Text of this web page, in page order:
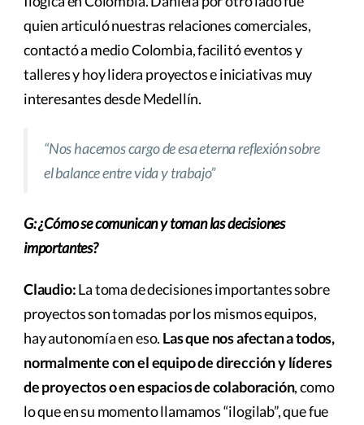
quien articuló nuestras relaciones comerciales,
contactó a medio Colombia, facilitó eventos y
talleres y hoy lidera proyectos e iniciativas muy
interesantes desde Medellín.
“Nos hacemos cargo de esa eterna reflexión sobre
el balance entre vida y trabajo”
G: ¿Cómo se comunican y toman las decisiones
importantes?
Claudio:La toma de decisiones importantes sobre
proyectos son tomadas por los mismos equipos,
hay autonomía en eso. Las que nos afectan a todos,
normalmente con el equipo de dirección y líderes
de proyectos o en espacios de colaboración, como
lo que en su momento llamamos “ilogilab”, que fue